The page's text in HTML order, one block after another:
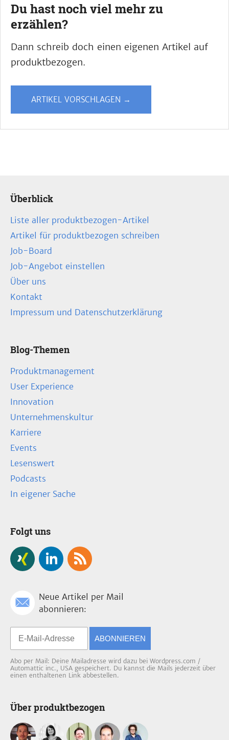
Du hast noch viel mehr zu
erzählen?
Dann schreib doch einen eigenen Artikel auf
produktbezogen.
ARTIKEL VORSCHLAGEN →
Überblick
Liste aller produktbezogen-Artikel
Artikel für produktbezogen schreiben
Job-Board
Job-Angebot einstellen
Über uns
Kontakt
Impressum und Datenschutzerklärung
Blog-Themen
Produktmanagement
User Experience
Innovation
Unternehmenskultur
Karriere
Events
Lesenswert
Podcasts
In eigener Sache
Folgt uns
Neue Artikel per Mail
abonnieren:
ABONNIEREN
Abo per Mail: Deine Mailadresse wird dazu bei Wordpress.com /
Automattic inc., USA gespeichert. Du kannst die Mails jederzeit über
einen enthaltenen Link abbestellen.
Über produktbezogen